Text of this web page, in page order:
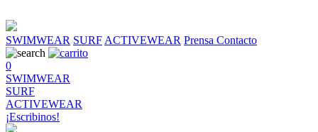
SWIMWEAR SURF ACTIVEWEAR Prensa Contacto
0
SWIMWEAR
SURF
ACTIVEWEAR
¡Escribinos!